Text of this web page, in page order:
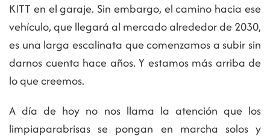
KITT en el garaje. Sin embargo, el camino hacia ese
vehículo, que llegará al mercado alrededor de 2030,
es una larga escalinata que comenzamos a subir sin
darnos cuenta hace años. Y estamos más arriba de
lo que creemos.
A día de hoy no nos llama la atención que los
limpiaparabrisas se pongan en marcha solos y